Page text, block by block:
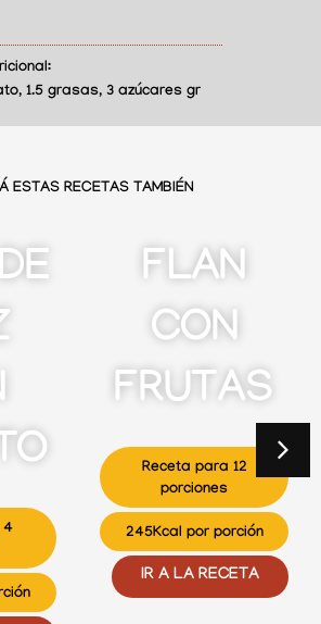
1.5 grasas, 3 azúcares gr
ESTAS RECETAS TAMBIÉN
4
FLAN
CON
FRUTAS
Receta para 12
porciones
245Kcal por porción
IR A LA RECETA